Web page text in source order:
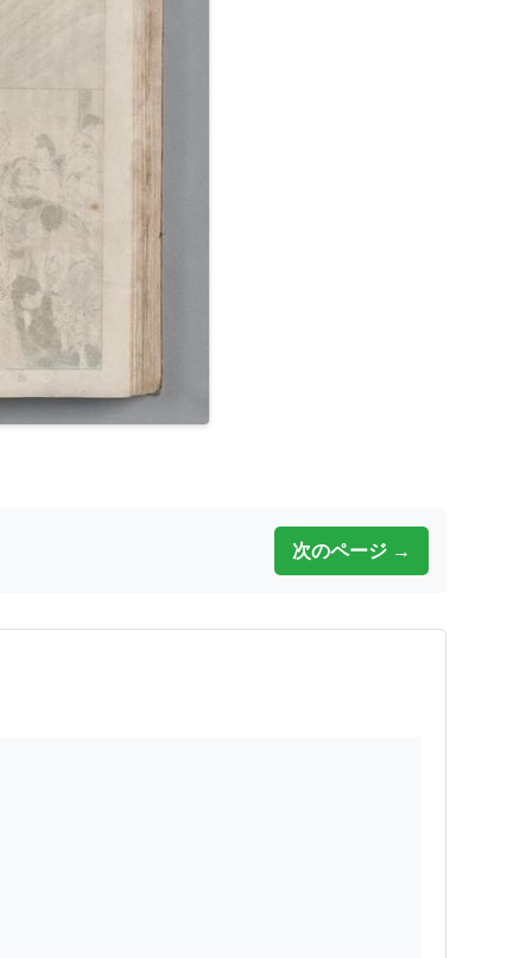
次のページ →